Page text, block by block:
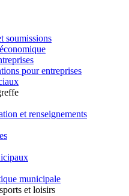
soumissions
pour entreprises
et renseignements
municipale
et loisirs